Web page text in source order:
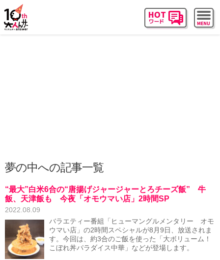
夢の中への記事一覧
“最大”白米6合の“唐揚げジャージャーとろチーズ飯” 牛
飯、天津飯も 今夜「オモウマい店」2時間SP
2022.08.09
バラエティー番組「ヒューマングルメンタリー オモ
ウマい店」の2時間スペシャルが8月9日、放送されま
す。今回は、約3合のご飯を使った「大ボリューム！
こぼれ丼パラダイス中華」などが登場します。